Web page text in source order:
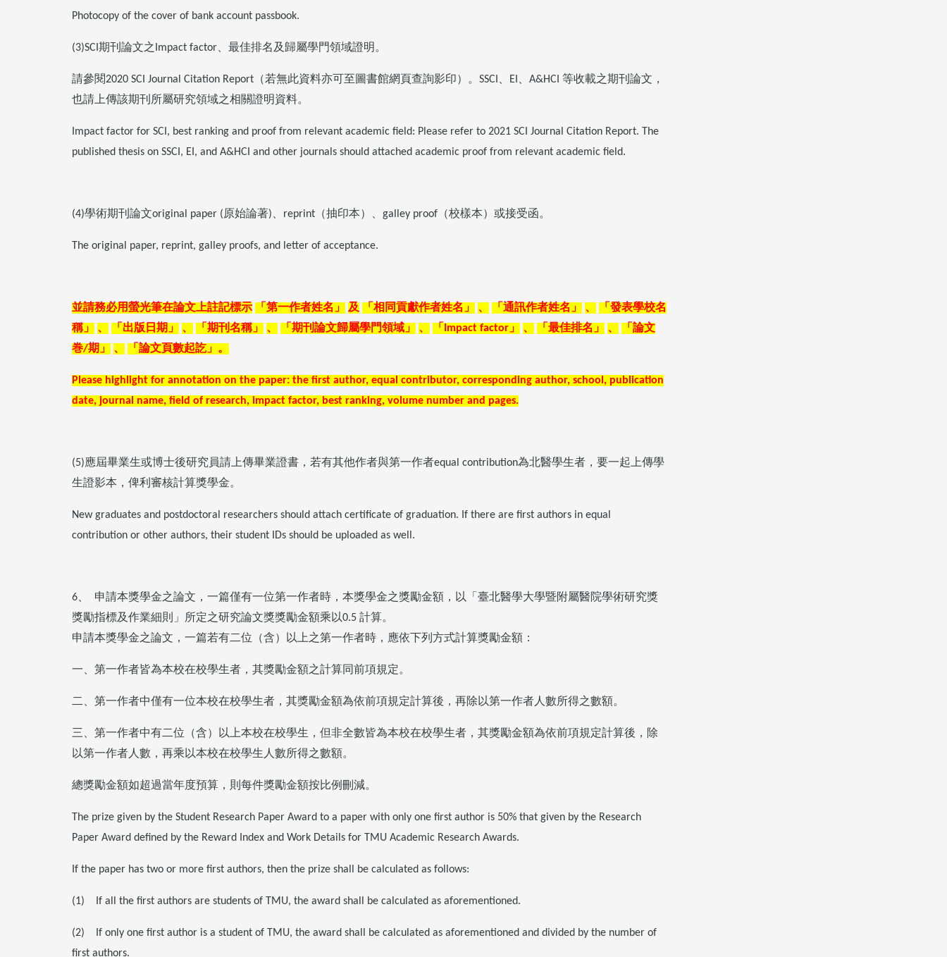
Photocopy of the cover of bank account passbook.
(3)SCI 期刊論文之 Impact factor 、最佳排名及歸屬學門領域證明。
請參閱2020 SCI Journal Citation Report （若無此資料亦可至圖書館網頁查詢影印）。 SSCI EI A&HCI 等收載之期刊論文，
也請上傳該期刊所屬研究領域之相關證明資料。
Impact factor for SCI, best ranking and proof from relevant academic field: Please refer to 2021 SCI Journal Citation Report. The
published thesis on SSCI, EI, and A&HCI and other journals should attached academic proof from relevant academic field.
(4)學術期刊論文original paper (原始論著) reprint （抽印本）、 galley proof （校樣本）或接受函。
The original paper, reprint, galley proofs, and letter of acceptance.
並請務必用螢光筆在論文上註記標示 「第一作者姓名」 及 「相同貢獻作者姓名」 、 「通訊作者姓名」 、
「發表學校名
稱」
、 「出版日期」 、 「期刊名稱」 、 「期刊論文歸屬學門領域」 、 「 Impact factor 」 、 「最佳排名」 、
「論文
巻/期」 、 「論文頁數起訖」。
Please highlight for annotation on the paper: the first author, equal contributor, corresponding author, school, publication
date, journal name, field of research, impact factor, best ranking, volume number and pages.
(5)應屆畢業生或博士後研究員請上傳畢業證書，若有其他作者與第一作者equal contribution為北醫學生者，要一起上傳學
生證影本，俾利審核計算獎學金。
New graduates and postdoctoral researchers should attach certificate of graduation. If there are first authors in equal
contribution or other authors, their student IDs should be uploaded as well.
6
申請本獎學金之論文，一篇僅有一位第一作者時，本獎學金之獎勵金額，以「臺北醫學大學暨附屬醫院學術研究獎
獎勵指標及作業細則」所定之研究論文獎獎勵金額乘以0.5 計算。
申請本獎學金之論文，一篇若有二位（含）以上之第一作者時，應依下列方式計算獎勵金額：
一、第一作者皆為本校在校學生者，其獎勵金額之計算同前項規定。
二、第一作者中僅有一位本校在校學生者，其獎勵金額為依前項規定計算後，再除以第一作者人數所得之數額。
三、第一作者中有二位（含）以上本校在校學生，但非全數皆為本校在校學生者，其獎勵金額為依前項規定計算後，除
以第一作者人數，再乘以本校在校學生人數所得之數額。
總獎勵金額如超過當年度預算，則每件獎勵金額按比例刪減。
The prize given by the Student Research Paper Award to a paper with only one first author is 50% that given by the Research
Paper Award defined by the Reward Index and Work Details for TMU Academic Research Awards.
If the paper has two or more first authors, then the prize shall be calculated as follows:
(1) If all the first authors are students of TMU, the award shall be calculated as aforementioned.
(2) If only one first author is a student of TMU, the award shall be calculated as aforementioned and divided by the number of
first authors.